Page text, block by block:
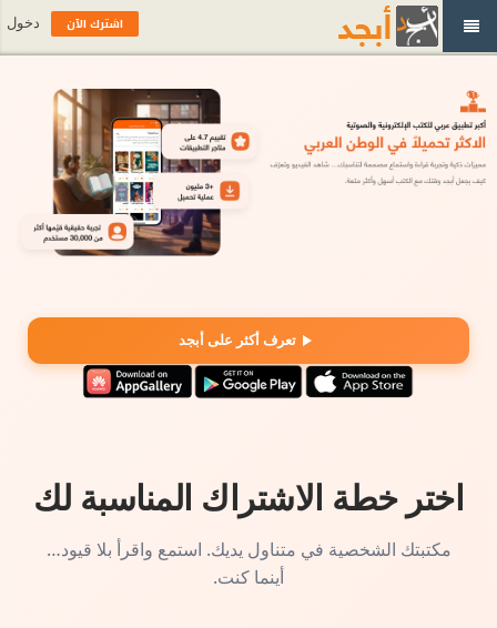
تعرف أكثر على أبجد
اختر خطة الاشتراك المناسبة لك
مكتبتك الشخصية في متناول يديك. استمع واقرأ بلا قيود…
أينما كنت.
اشترك الآن دخول